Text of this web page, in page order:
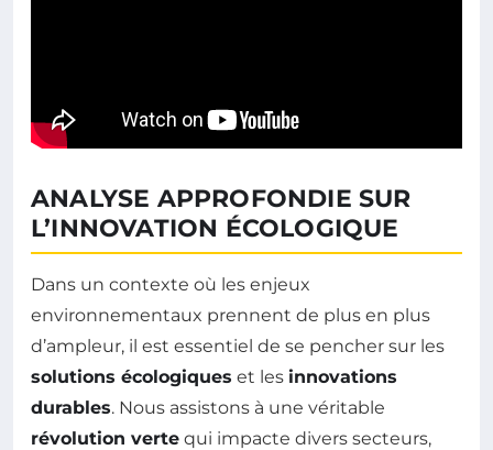
ANALYSE APPROFONDIE SUR
L’INNOVATION ÉCOLOGIQUE
Dans un contexte où les enjeux
environnementaux prennent de plus en plus
d’ampleur, il est essentiel de se pencher sur les
solutions écologiques et les innovations
durables. Nous assistons à une véritable
révolution verte qui impacte divers secteurs,